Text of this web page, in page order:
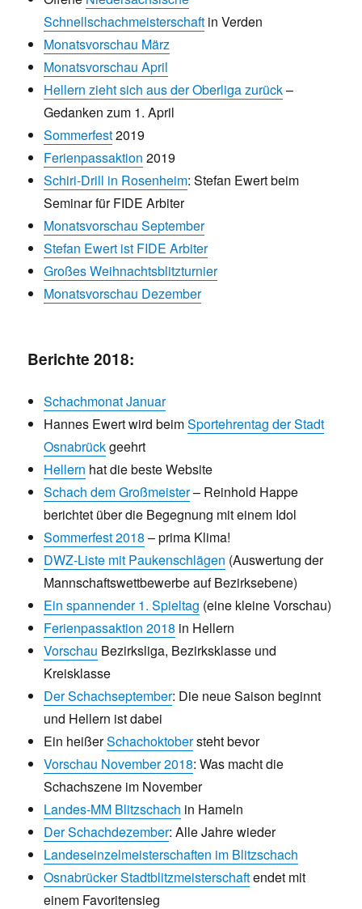
Schnellschachmeisterschaft in Verden
Monatsvorschau März
Monatsvorschau April
Hellern zieht sich aus der Oberliga zurück–
Gedanken zum 1. April
Sommerfest2019
Ferienpassaktion 2019
Schiri-Drill in Rosenheim: Stefan Ewert beim
Seminar für FIDE Arbiter
Monatsvorschau September
Stefan Ewert ist FIDE Arbiter
Großes Weihnachtsblitzturnier
Monatsvorschau Dezember
Berichte 2018:
Schachmonat Januar
Hannes Ewert wird beimSportehrentag der Stadt
Osnabrückgeehrt
Hellern hat die beste Website
Schach dem Großmeister– Reinhold Happe
berichtet über die Begegnung mit einem Idol
Sommerfest 2018 – prima Klima!
DWZ-Liste mit Paukenschlägen (Auswertung der
Mannschaftswettbewerbe auf Bezirksebene)
Ein spannender 1. Spieltag (eine kleine Vorschau)
Ferienpassaktion 2018 in Hellern
Vorschau Bezirksliga, Bezirksklasse und
Kreisklasse
Der Schachseptember: Die neue Saison beginnt
und Hellern ist dabei
Ein heißerSchachoktobersteht bevor
Vorschau November 2018: Was macht die
Schachszene im November
Landes-MM Blitzschach in Hameln
Der Schachdezember: Alle Jahre wieder
Landeseinzelmeisterschaften im Blitzschach
Osnabrücker Stadtblitzmeisterschaftendet mit
einem Favoritensieg